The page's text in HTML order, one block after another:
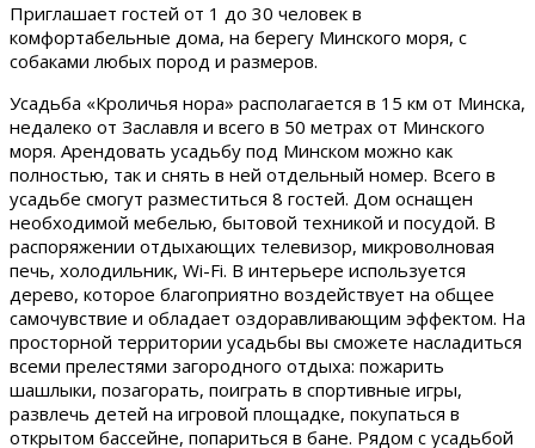
Приглашает гостей от 1 до 30 человек в
комфортабельные дома, на берегу Минского моря, с
собаками любых пород и размеров.
Усадьба «Кроличья нора» располагается в 15 км от Минска,
недалеко от Заславля и всего в 50 метрах от Минского
моря. Арендовать усадьбу под Минском можно как
полностью, так и снять в ней отдельный номер. Всего в
усадьбе смогут разместиться 8 гостей. Дом оснащен
необходимой мебелью, бытовой техникой и посудой. В
распоряжении отдыхающих телевизор, микроволновая
печь, холодильник, Wi-Fi. В интерьере используется
дерево, которое благоприятно воздействует на общее
самочувствие и обладает оздоравливающим эффектом. На
просторной территории усадьбы вы сможете насладиться
всеми прелестями загородного отдыха: пожарить
шашлыки, позагорать, поиграть в спортивные игры,
развлечь детей на игровой площадке, покупаться в
открытом бассейне, попариться в бане. Рядом с усадьбой